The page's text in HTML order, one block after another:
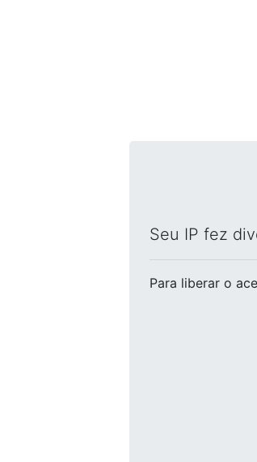
Seu IP fez
Para liberar o